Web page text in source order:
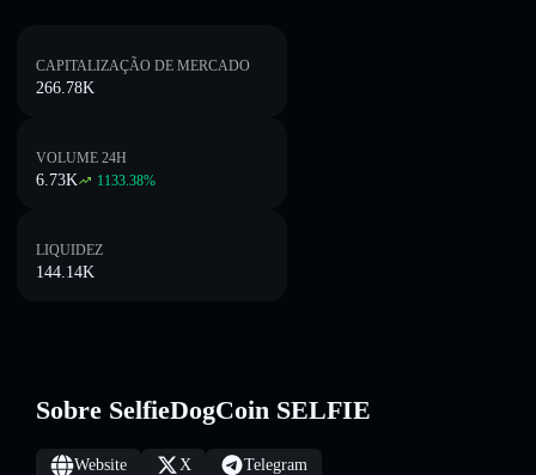
CAPITALIZAÇÃO DE MERCADO
266.78K
VOLUME 24H
6.73K 1133.38%
LIQUIDEZ
144.14K
Sobre SelfieDogCoin SELFIE
Website X Telegram